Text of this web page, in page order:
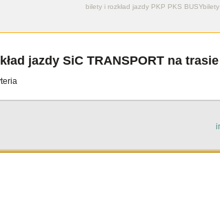
bilety i rozkład jazdy PKP PKS BUSY
jazdy SiC TRANSPORT na